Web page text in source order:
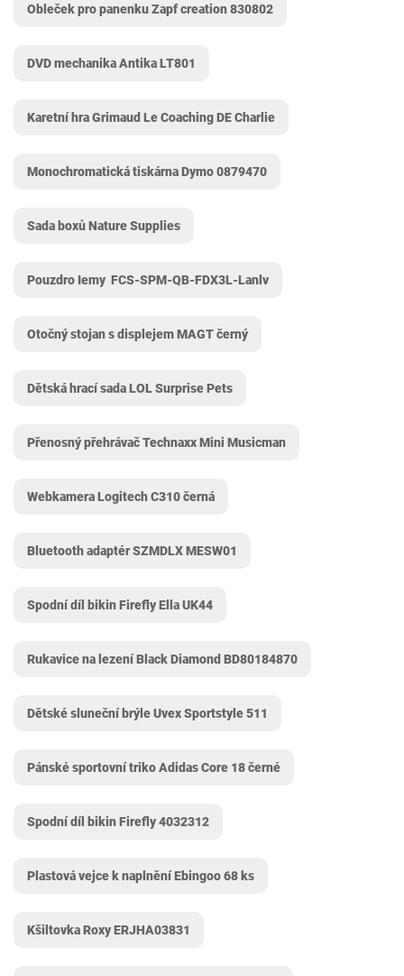
Obleček pro panenku Zapf creation 830802
DVD mechanika Antika LT801
Karetní hra Grimaud Le Coaching DE Charlie
Monochromatická tiskárna Dymo 0879470
Sada boxů Nature Supplies
Pouzdro Iemy ‎ FCS-SPM-QB-FDX3L-Lanlv
Otočný stojan s displejem MAGT černý
Dětská hrací sada LOL Surprise Pets
Přenosný přehrávač Technaxx Mini Musicman
Webkamera Logitech C310 černá
Bluetooth adaptér SZMDLX ‎MESW01
Spodní díl bikin Firefly Ella UK44
Rukavice na lezení Black Diamond ‎BD80184870
Dětské sluneční brýle Uvex Sportstyle 511
Pánské sportovní triko Adidas Core 18 černé
Spodní díl bikin Firefly 4032312
Plastová vejce k naplnění Ebingoo 68 ks
Kšiltovka Roxy ERJHA03831